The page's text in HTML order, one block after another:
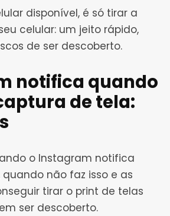
disponível, é só tirar a
celular: um jeito rápido,
de ser descoberto.
notifica quando
de tela:
o Instagram notifica
não faz isso e as
tirar o print de telas
ser descoberto.